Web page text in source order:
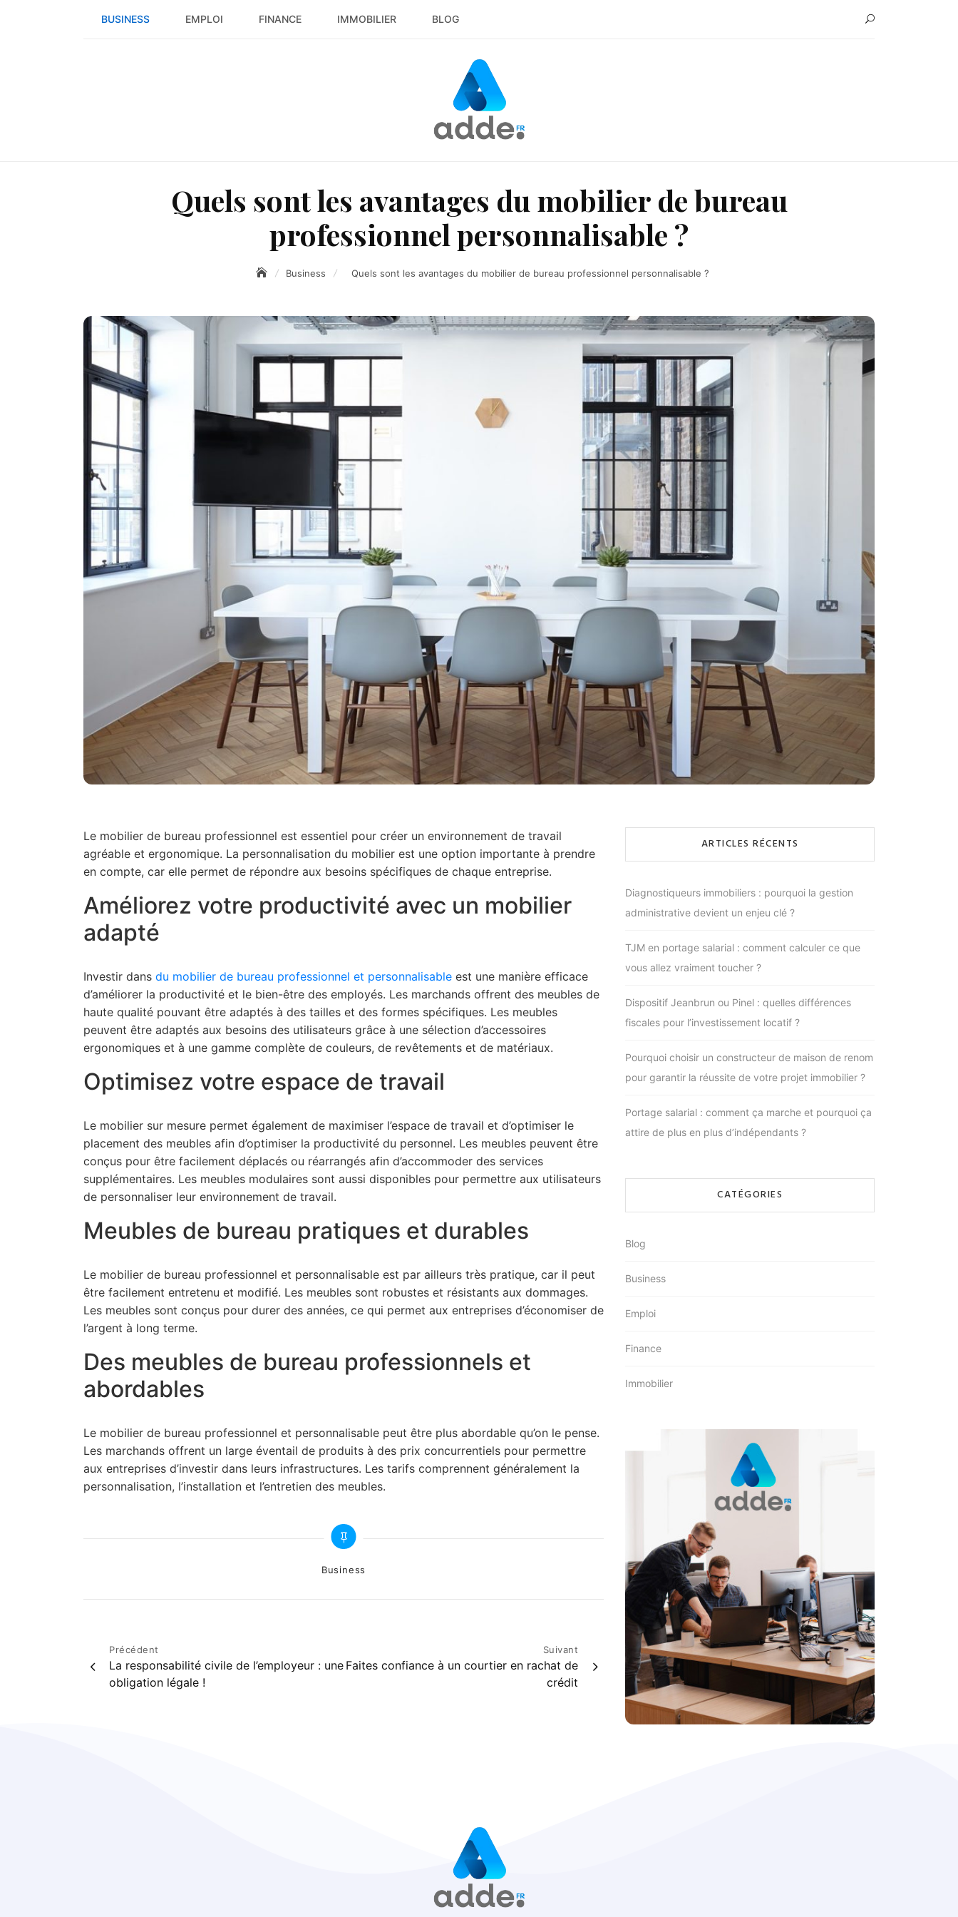
BUSINESS EMPLOI FINANCE IMMOBILIER BLOG
Quels sont les avantages du mobilier de bureau
professionnel personnalisable ?
Business Quels sont les avantages du mobilier de bureau professionnel personnalisable ?
Le mobilier de bureau professionnel est essentiel pour créer un environnement de travail
agréable et ergonomique. La personnalisation du mobilier est une option importante à prendre
en compte, car elle permet de répondre aux besoins spécifiques de chaque entreprise.
Améliorez votre productivité avec un mobilier
adapté
Investir dans du mobilier de bureau professionnel et personnalisable est une manière efficace
d’améliorer la productivité et le bien-être des employés. Les marchands offrent des meubles de
haute qualité pouvant être adaptés à des tailles et des formes spécifiques. Les meubles
peuvent être adaptés aux besoins des utilisateurs grâce à une sélection d’accessoires
ergonomiques et à une gamme complète de couleurs, de revêtements et de matériaux.
Optimisez votre espace de travail
Le mobilier sur mesure permet également de maximiser l’espace de travail et d’optimiser le
placement des meubles afin d’optimiser la productivité du personnel. Les meubles peuvent être
conçus pour être facilement déplacés ou réarrangés afin d’accommoder des services
supplémentaires. Les meubles modulaires sont aussi disponibles pour permettre aux utilisateurs
de personnaliser leur environnement de travail.
Meubles de bureau pratiques et durables
Le mobilier de bureau professionnel et personnalisable est par ailleurs très pratique, car il peut
être facilement entretenu et modifié. Les meubles sont robustes et résistants aux dommages.
Les meubles sont conçus pour durer des années, ce qui permet aux entreprises d’économiser de
l’argent à long terme.
Des meubles de bureau professionnels et
abordables
Le mobilier de bureau professionnel et personnalisable peut être plus abordable qu’on le pense.
Les marchands offrent un large éventail de produits à des prix concurrentiels pour permettre
aux entreprises d’investir dans leurs infrastructures. Les tarifs comprennent généralement la
personnalisation, l’installation et l’entretien des meubles.
Categories
Business
Navigation
de
Précédent
La responsabilité civile de l’employeur : une
obligation légale !
Suivant
Faites confiance à un courtier en rachat de
crédit
ARTICLES RÉCENTS
Diagnostiqueurs immobiliers : pourquoi la gestion
administrative devient un enjeu clé ?
TJM en portage salarial : comment calculer ce que
vous allez vraiment toucher ?
Dispositif Jeanbrun ou Pinel : quelles différences
fiscales pour l’investissement locatif ?
Pourquoi choisir un constructeur de maison de renom
pour garantir la réussite de votre projet immobilier ?
Portage salarial : comment ça marche et pourquoi ça
attire de plus en plus d’indépendants ?
CATÉGORIES
Blog
Business
Emploi
Finance
Immobilier